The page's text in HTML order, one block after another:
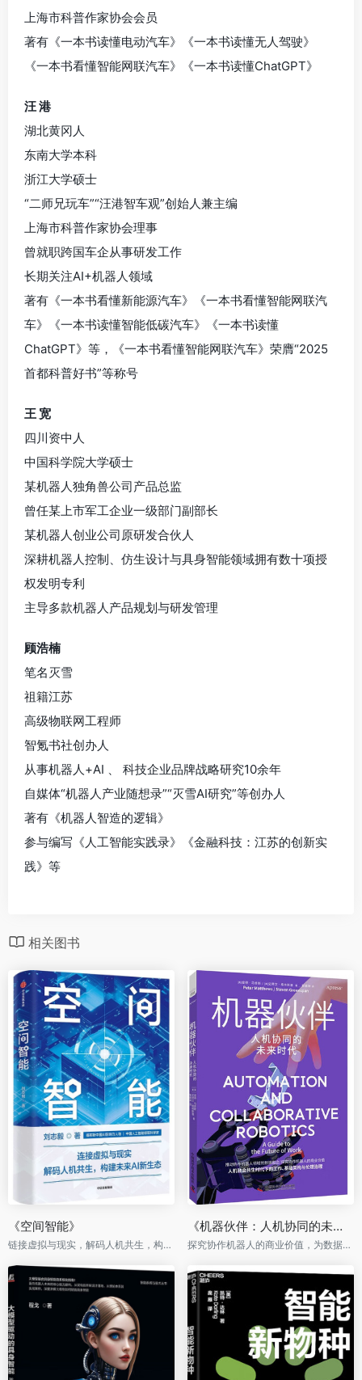
上海市科普作家协会会员
著有《一本书读懂电动汽车》《一本书读懂无人驾驶》
《一本书看懂智能网联汽车》《一本书读懂ChatGPT》
汪 港
湖北黄冈人
东南大学本科
浙江大学硕士
“二师兄玩车”“汪港智车观”创始人兼主编
上海市科普作家协会理事
曾就职跨国车企从事研发工作
长期关注AI+机器人领域
著有《一本书看懂新能源汽车》《一本书看懂智能网联汽
车》《一本书读懂智能低碳汽车》《一本书读懂
ChatGPT》等，《一本书看懂智能网联汽车》荣膺“2025
首都科普好书”等称号
王 宽
四川资中人
中国科学院大学硕士
某机器人独角兽公司产品总监
曾任某上市军工企业一级部门副部长
某机器人创业公司原研发合伙人
深耕机器人控制、仿生设计与具身智能领域拥有数十项授
权发明专利
主导多款机器人产品规划与研发管理
顾浩楠
笔名灭雪
祖籍江苏
高级物联网工程师
智氪书社创办人
从事机器人+AI 、 科技企业品牌战略研究10余年
自媒体“机器人产业随想录”“灭雪AI研究”等创办人
著有《机器人智造的逻辑》
参与编写《人工智能实践录》《金融科技：江苏的创新实
践》等
相关图书
《空间智能》
链接虚拟与现实，解码人机共生，构建未来AI新生态
《机器伙伴：人机协同的未来时代》
探究协作机器人的商业价值，为数据融合、伦理治理提供方向。